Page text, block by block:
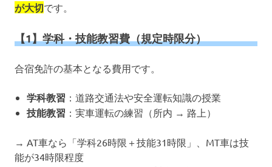
が大切です。
【1】学科・技能教習費（規定時限分）
合宿免許の基本となる費用です。
学科教習 ：道路交通法や安全運転知識の授業
技能教習 ：実車運転の練習（所内 → 路上）
→ AT車なら「学科26時限＋技能31時限」、MT車は技
能が34時限程度